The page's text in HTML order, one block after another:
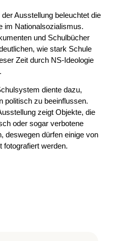
der Ausstellung beleuchtet die
im Nationalsozialismus.
und Schulbücher
wie stark Schule
Zeit durch NS-Ideologie
diente dazu,
politisch zu beeinflussen.
zeigt Objekte, die
oder sogar verbotene
deswegen dürfen einige von
fotografiert werden.